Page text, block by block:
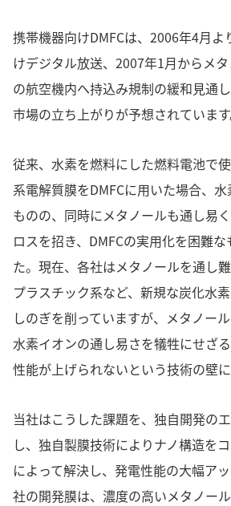
携帯機器向けDMFCは、2006年4月よ
けデジタル放送、2007年1月からメ
の航空機内へ持込み規制の緩和見通
市場の立ち上がりが予想されています
従来、水素を燃料にした燃料電池で
系電解質膜をDMFCに用いた場合、
ものの、同時にメタノールも通し易
ロスを招き、DMFCの実用化を困難
た。現在、各社はメタノールを通し
プラスチック系など、新規な炭化水
しのぎを削っていますが、メタノー
水素イオンの通し易さを犠牲にせざ
性能が上げられないという技術の壁に
当社はこうした課題を、独自開発の
し、独自製膜技術によりナノ構造を
によって解決し、発電性能の大幅ア
社の開発膜は、濃度の高いメタノー